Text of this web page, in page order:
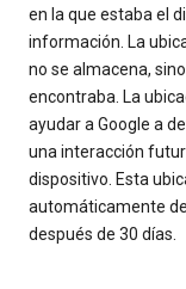
en la que estaba el
información. La
no se almacena,
encontraba. La
ayudar a Google a
una interacción
dispositivo. Esta
automáticamente
después de 30 días.